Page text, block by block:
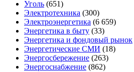
Уголь (651)
Электротехника (300)
Электроэнергетика (6 659)
Энергетика в быту (33)
Энергетика и фондовый рынок
Энергетические СМИ (18)
Энергосбережение (263)
Энергоснабжение (862)